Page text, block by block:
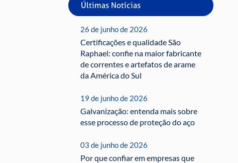
Últimas Notícias
26 de junho de 2026
Certificações e qualidade São
Raphael: confie na maior fabricante
de correntes e artefatos de arame
da América do Sul
19 de junho de 2026
Galvanização: entenda mais sobre
esse processo de proteção do aço
03 de junho de 2026
Por que confiar em empresas que